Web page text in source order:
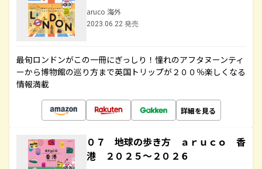
aruco 海外
2023.06.22 発売
最旬ロンドンがこの一冊にぎっしり！憧れのアフタヌーンティ
ーから博物館の巡り方まで英国トリップが２００％楽しくなる
情報満載
詳細を見る
０７ 地球の歩き方 ａｒｕｃｏ 香
港 ２０２５～２０２６